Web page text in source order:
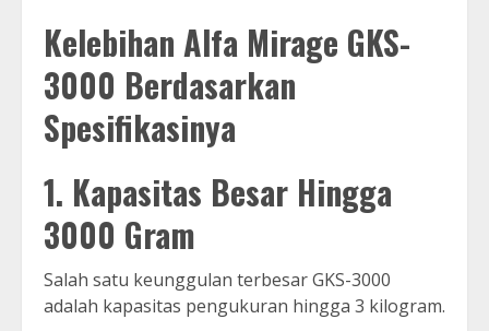
Kelebihan Alfa Mirage GKS-
3000 Berdasarkan
Spesifikasinya
1. Kapasitas Besar Hingga
3000 Gram
Salah satu keunggulan terbesar GKS-3000
adalah kapasitas pengukuran hingga 3 kilogram.